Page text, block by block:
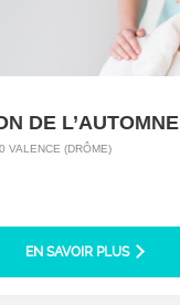
DE L’AUTOMNE
VALENCE (DRÔME)
EN SAVOIR PLUS